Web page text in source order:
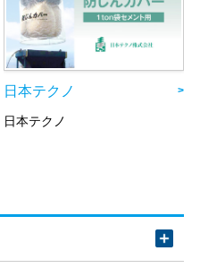
日本テクノ
日本テクノ